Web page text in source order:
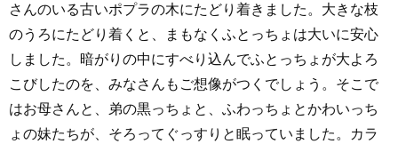
さんのいる古いポプラの木にたどり着きました。大きな枝
のうろにたどり着くと、まもなくふとっちょは大いに安心
しました。暗がりの中にすべり込んでふとっちょが大よろ
こびしたのを、みなさんもご想像がつくでしょう。そこで
はお母さんと、弟の黒っちょと、ふわっちょとかわいっち
ょの妹たちが、そろってぐっすりと眠っていました。カラ